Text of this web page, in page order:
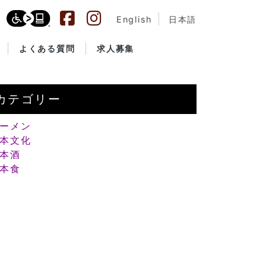
English 日本語
よくある質問 求人募集
テゴリー
メン
文化
酒
食